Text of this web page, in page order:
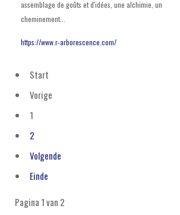
assemblage de goûts et d'idées, une alchimie, un
cheminement...
https://www.r-arborescence.com/
Start
Vorige
1
2
Volgende
Einde
Pagina 1 van 2